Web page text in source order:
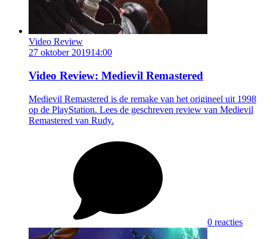
Video Review
27 oktober 201914:00
Video Review: Medievil Remastered
Medievil Remastered is de remake van het origineel uit 1998
op de PlayStation. Lees de geschreven review van Medievil
Remastered van Rudy.
0 reacties